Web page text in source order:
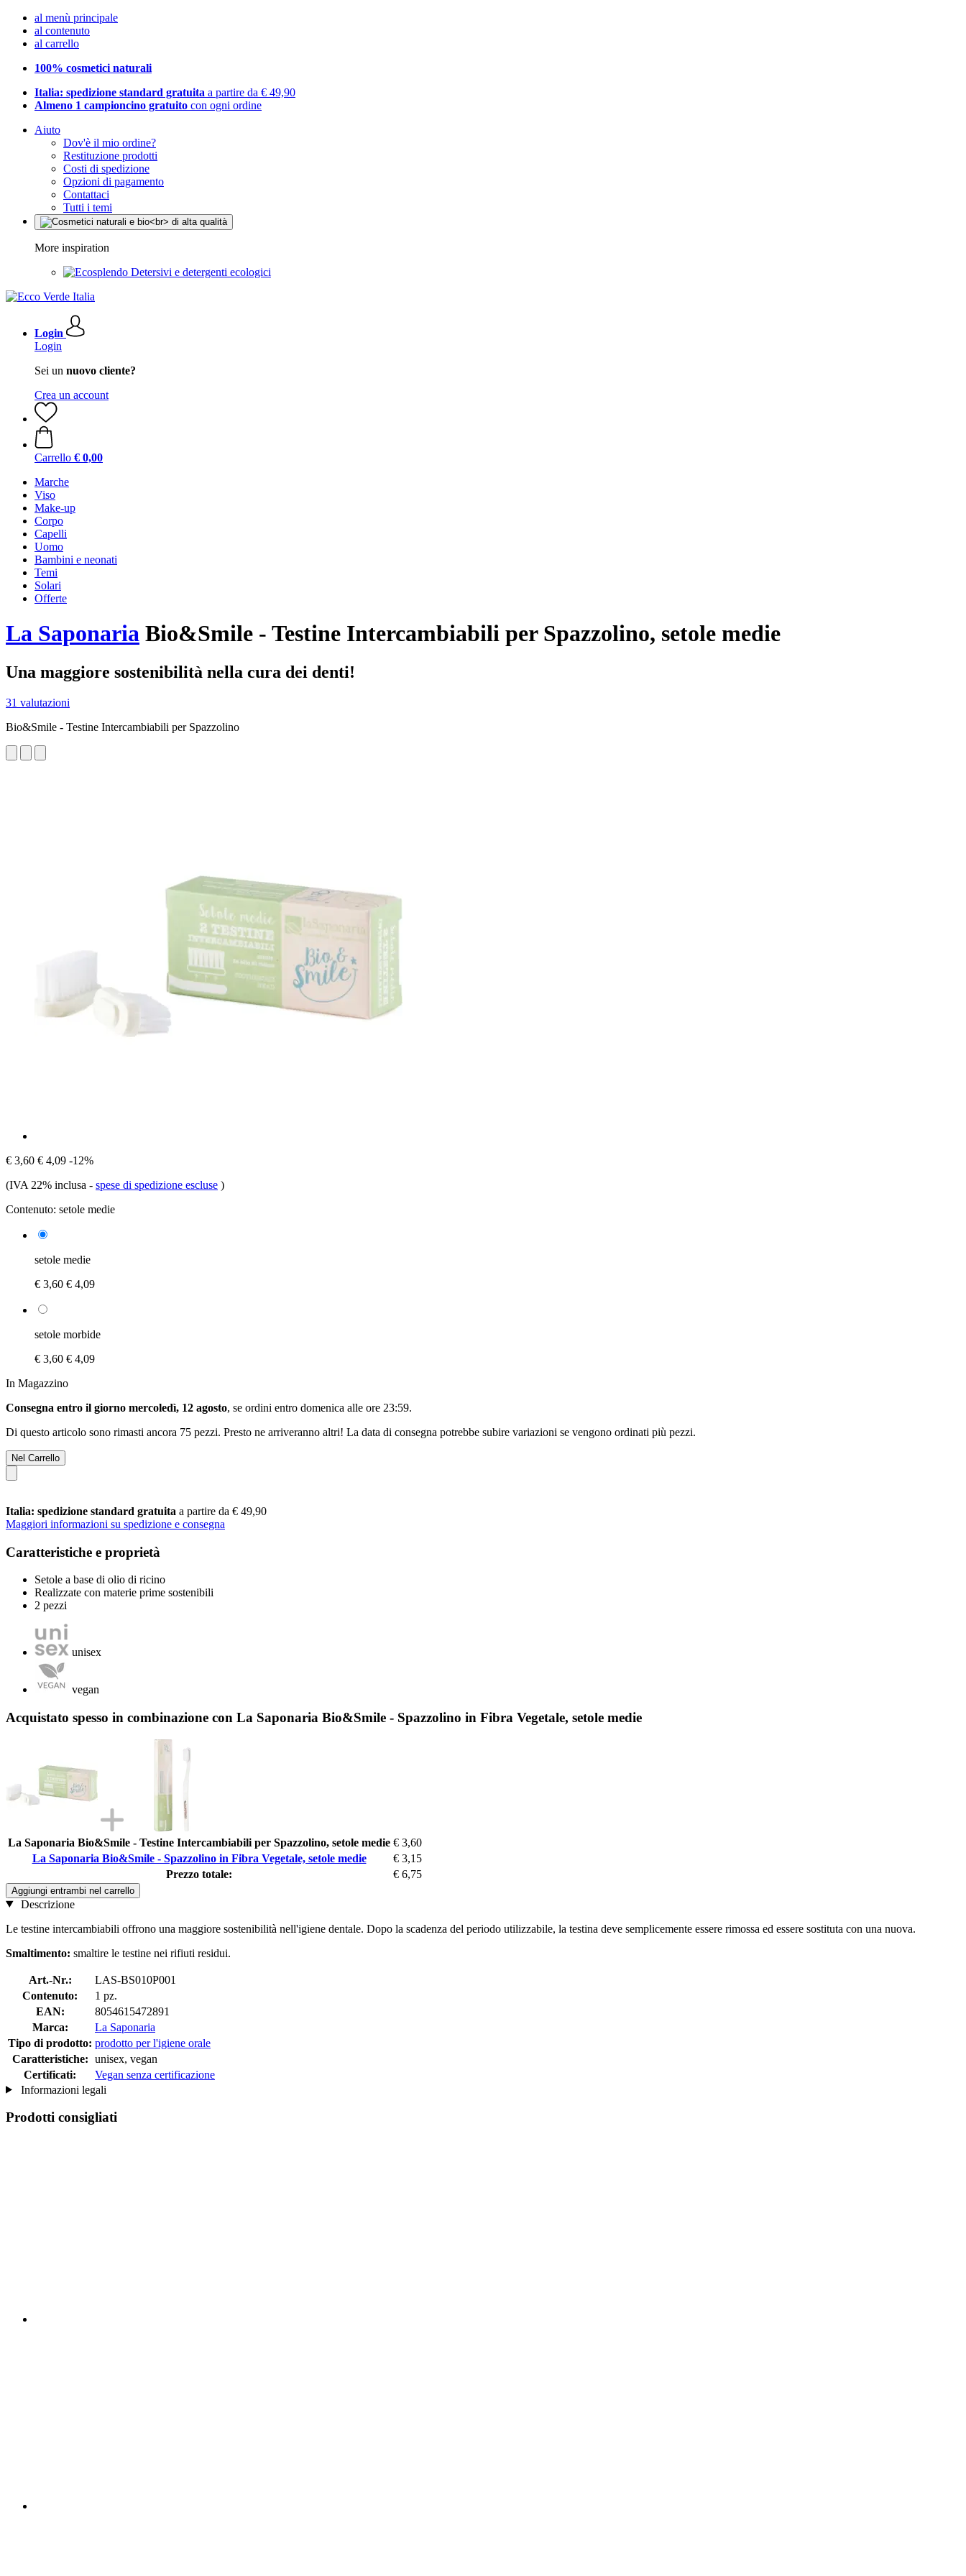
al menù principale
al contenuto
al carrello
100% cosmetici naturali
Italia: spedizione standard gratuita a partire da € 49,90
Almeno 1 campioncino gratuito con ogni ordine
Aiuto
Dov'è il mio ordine?
Restituzione prodotti
Costi di spedizione
Opzioni di pagamento
Contattaci
Tutti i temi
More inspiration
Detersivi e detergenti ecologici
Login
Login
Sei un nuovo cliente?
Crea un account
Carrello € 0,00
Marche
Viso
Make-up
Corpo
Capelli
Uomo
Bambini e neonati
Temi
Solari
Offerte
La Saponaria Bio&Smile - Testine Intercambiabili per Spazzolino, setole medie
Una maggiore sostenibilità nella cura dei denti!
31 valutazioni
Bio&Smile - Testine Intercambiabili per Spazzolino
€ 3,60 € 4,09 -12%
(IVA 22% inclusa - spese di spedizione escluse )
Contenuto: setole medie
setole medie
€ 3,60 € 4,09
setole morbide
€ 3,60 € 4,09
In Magazzino
Consegna entro il giorno mercoledì, 12 agosto, se ordini entro domenica alle ore 23:59.
Di questo articolo sono rimasti ancora 75 pezzi. Presto ne arriveranno altri! La data di consegna potrebbe subire variazioni se vengono ordinati più pezzi.
Nel Carrello
Italia: spedizione standard gratuita a partire da € 49,90
Maggiori informazioni su spedizione e consegna
Caratteristiche e proprietà
Setole a base di olio di ricino
Realizzate con materie prime sostenibili
2 pezzi
unisex
vegan
Acquistato spesso in combinazione con La Saponaria Bio&Smile - Spazzolino in Fibra Vegetale, setole medie
La Saponaria Bio&Smile - Testine Intercambiabili per Spazzolino, setole medie € 3,60
La Saponaria Bio&Smile - Spazzolino in Fibra Vegetale, setole medie
€ 3,15
Prezzo totale:
€ 6,75
Aggiungi entrambi nel carrello
Descrizione
Le testine intercambiabili offrono una maggiore sostenibilità nell'igiene dentale. Dopo la scadenza del periodo utilizzabile, la testina deve semplicemente essere rimossa ed essere sostituta con una nuova.
Smaltimento: smaltire le testine nei rifiuti residui.
Art.-Nr.:
LAS-BS010P001
Contenuto:
1 pz.
EAN:
8054615472891
Marca:
La Saponaria
Tipo di prodotto: prodotto per l'igiene orale
Caratteristiche: unisex, vegan
Certificati:
Vegan senza certificazione
Informazioni legali
Prodotti consigliati